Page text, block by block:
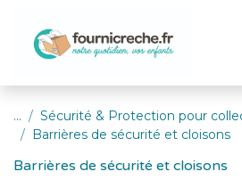
...
Sécurité & Protection pour
Barrières de sécurité et cloisons
Barrières de sécurité et cloisons